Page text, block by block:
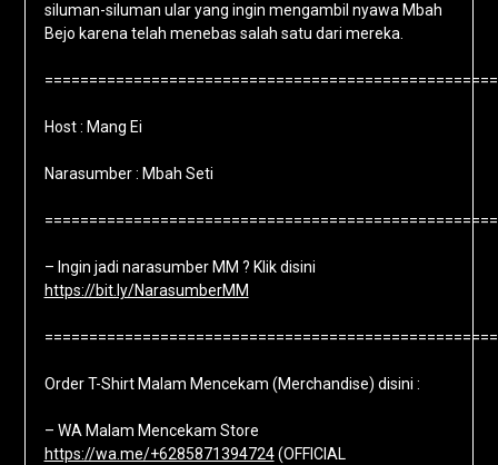
siluman-siluman ular yang ingin mengambil nyawa Mbah
Bejo karena telah menebas salah satu dari mereka.
Host : Mang Ei
Narasumber : Mbah Seti
– Ingin jadi narasumber MM ? Klik disini
https://bit.ly/NarasumberMM
Order T-Shirt Malam Mencekam (Merchandise) disini :
– WA Malam Mencekam Store
https://wa.me/+6285871394724(OFFICIAL